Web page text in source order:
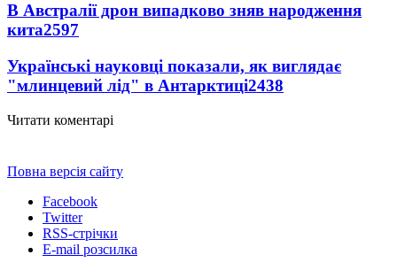
В Австралії дрон випадково зняв народження
кита2597
Українські науковці показали, як виглядає
"млинцевий лід" в Антарктиці2438
Читати коментарі
Повна версія сайту
Facebook
Twitter
RSS-стрічки
E-mail розсилка